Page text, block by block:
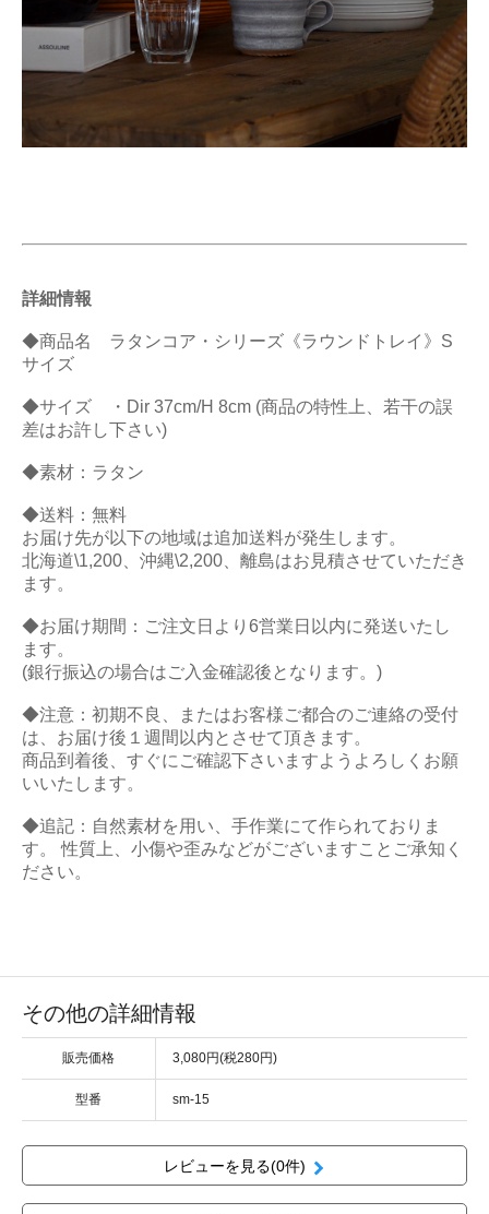
詳細情報
◆商品名 ラタンコア・シリーズ《ラウンドトレイ》S
サイズ
◆サイズ ・Dir 37cm/H 8cm (商品の特性上、若干の誤
差はお許し下さい)
◆素材：ラタン
◆送料：無料
お届け先が以下の地域は追加送料が発生します。
北海道\1,200、沖縄\2,200、離島はお見積させていただき
ます。
◆お届け期間：ご注文日より6営業日以内に発送いたし
ます。
(銀行振込の場合はご入金確認後となります。)
◆注意：初期不良、またはお客様ご都合のご連絡の受付
は、お届け後１週間以内とさせて頂きます。
商品到着後、すぐにご確認下さいますようよろしくお願
いいたします。
◆追記：自然素材を用い、手作業にて作られておりま
す。 性質上、小傷や歪みなどがございますことご承知く
ださい。
その他の詳細情報
販売価格 3,080円(税280円)
型番 sm-15
レビューを見る(0件)